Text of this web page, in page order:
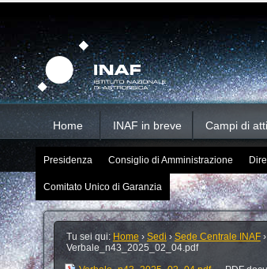
contenuti.
Salta
alla
navigazione
Home INAF in breve Campi di
Presidenza Consiglio di Amministrazione
Comitato Unico di Garanzia
Tu sei qui: Home › Sedi › Sede Centrale INAF ›
Verbale_n43_2025_02_04.pdf